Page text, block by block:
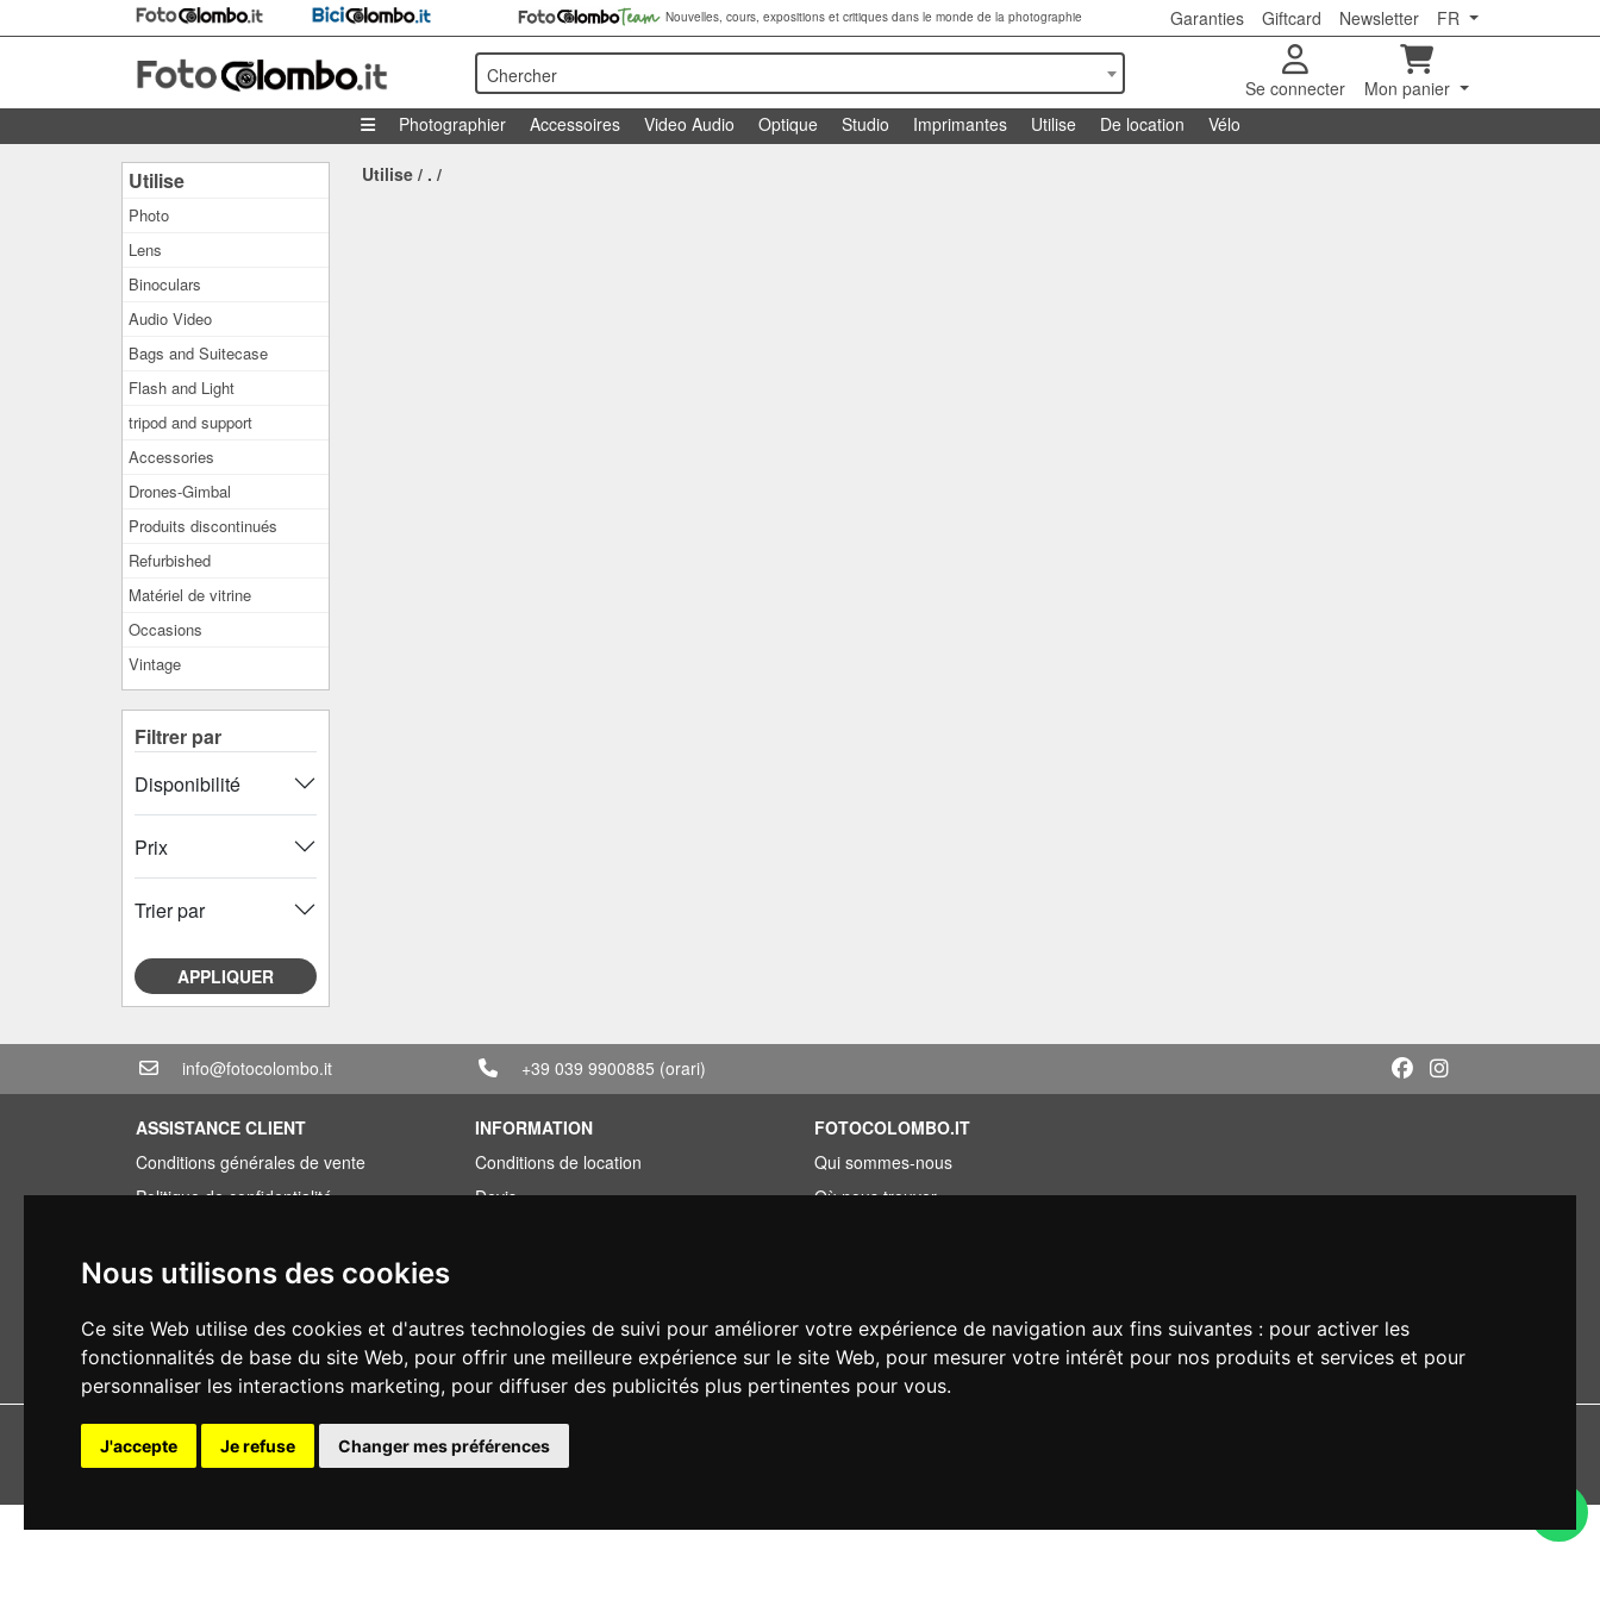
Nous utilisons des cookies
Ce site Web utilise des cookies et d'autres technologies de suivi pour améliorer votre expérience de navigation aux fins suivantes : pour activer les
fonctionnalités de base du site Web, pour offrir une meilleure expérience sur le site Web, pour mesurer votre intérêt pour nos produits et services et pour
personnaliser les interactions marketing, pour diffuser des publicités plus pertinentes pour vous.
J'accepte Je refuse Changer mes préférences
Nouvelles, cours, expositions et critiques dans le monde de la photographie Garanties Giftcard Newsletter FR
Chercher
Se connecter
Mon panier
Photographier
Accessoires Video Audio Optique Studio Imprimantes Utilise De location Vélo
Utilise
Photo
Lens
Binoculars
Audio Video
Bags and Suitecase
Flash and Light
tripod and support
Accessories
Drones-Gimbal
Produits discontinués
Refurbished
Matériel de vitrine
Occasions
Vintage
Filtrer par
Disponibilité
Prix
Trier par
APPLIQUER
Utilise / . /
info@fotocolombo.it +39 039 9900885 (orari)
ASSISTANCE CLIENT
Conditions générales de vente
Politique de confidentialité
Conditions de garantie
Droit de rétractation
Application de la TVA
INFORMATION
Conditions de location
Devis
Occasion
FOTOCOLOMBO.IT
Qui sommes-nous
Où nous trouver
Copyright © Fotocolombo Srl - Viale Verdi 95 - 23807 Merate (LC) - P. Iva 03298370135 - SDI: M5UXCR1
Tous droits réservés. Les marques déposées et logos sont la propriété exclusive de leur détenteurs respectifs.